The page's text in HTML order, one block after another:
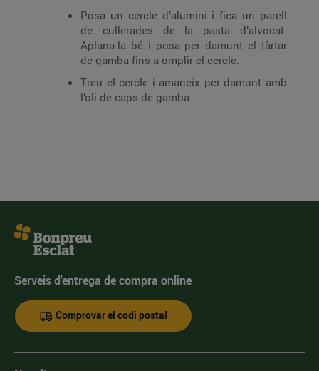
Posa un cercle d’alumini i fica un parell
de cullerades de la pasta d’alvocat.
Aplana-la bé i posa per damunt el tàrtar
de gamba fins a omplir el cercle.
Treu el cercle i amaneix per damunt amb
l’oli de caps de gamba.
Serveis d'entrega de compra online
Comprovar el codi postal